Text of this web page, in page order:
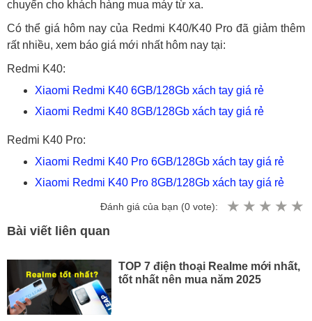
chuyển cho khách hàng mua máy từ xa.
Có thể giá hôm nay của Redmi K40/K40 Pro đã giảm thêm
rất nhiều, xem báo giá mới nhất hôm nay tại:
Redmi K40:
Xiaomi Redmi K40 6GB/128Gb xách tay giá rẻ
Xiaomi Redmi K40 8GB/128Gb xách tay giá rẻ
Redmi K40 Pro:
Xiaomi Redmi K40 Pro 6GB/128Gb xách tay giá rẻ
Xiaomi Redmi K40 Pro 8GB/128Gb xách tay giá rẻ
Đánh giá của bạn (0 vote):
Bài viết liên quan
TOP 7 điện thoại Realme mới nhất,
tốt nhất nên mua năm 2025